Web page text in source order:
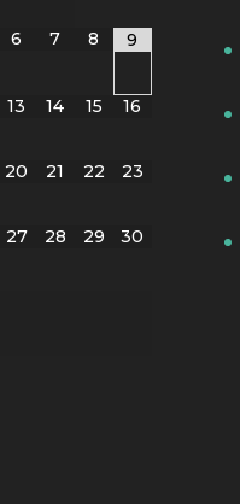
6 7 8 9
13 14 15 16
20 21 22 23
27 28 29 30